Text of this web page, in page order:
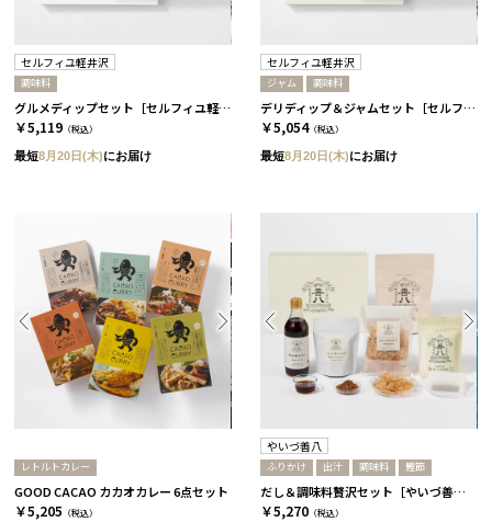
セルフィユ軽井沢
調味料
グルメディップセット［セルフィユ軽井沢］
￥5,119 （税込）
最短8月20日(木)にお届け
セルフィユ軽井沢
ジャム 調味料
デリディップ＆ジャムセット［セルフィユ軽井沢］
￥5,054（税込）
最短8月20日(木)にお届け
レトルトカレー
GOOD CACAO カカオカレー 6点セット
￥5,205 （税込）
やいづ善八
ふりかけ 出汁 調味料 鰹節
だし＆調味料贅沢セット［やいづ善八］
￥5,270 （税込）